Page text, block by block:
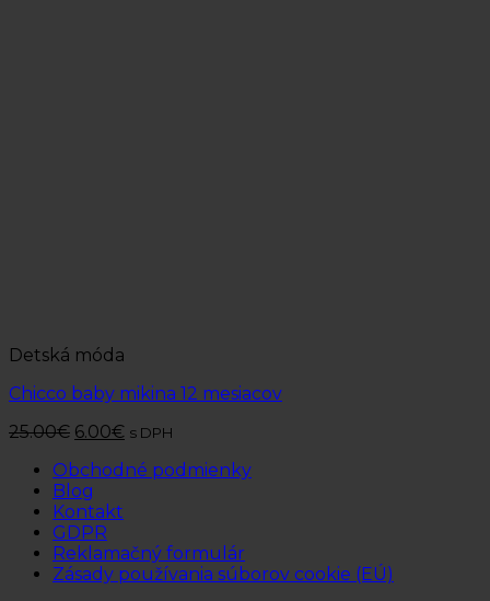
Detská móda
Chicco baby mikina 12 mesiacov
25.00€ 6.00€ s DPH
Obchodné podmienky
Blog
Kontakt
GDPR
Reklamačný formulár
Zásady používania súborov cookie (EÚ)